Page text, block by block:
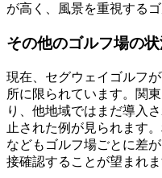
が高く、風景を重視する
その他のゴルフ場の
現在、セグウェイゴルフ
所に限られています。関
り、他地域ではまだ導入
止された例が見られます
などもゴルフ場ごとに差
接確認することが望まれま